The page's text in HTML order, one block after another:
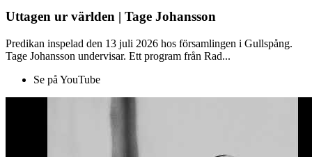
Uttagen ur världen | Tage Johansson
Predikan inspelad den 13 juli 2026 hos församlingen i Gullspång.
Tage Johansson undervisar. Ett program från Rad...
Se på YouTube